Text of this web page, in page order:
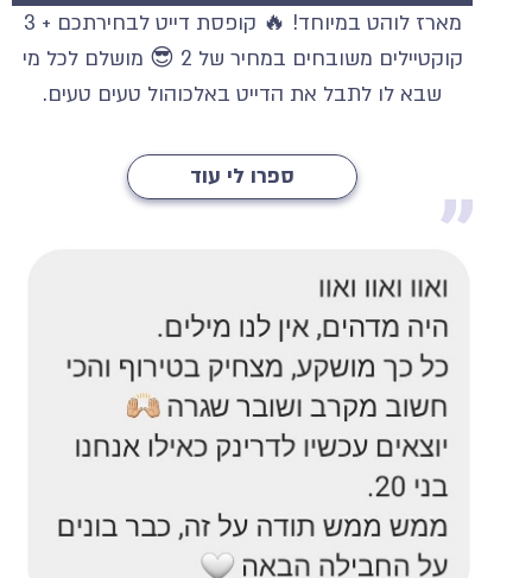
מארז לוהט במיוחד! 🔥 קופסת דייט לבחירתכם + 3
קוקטיילים משובחים במחיר של 2 😎 מושלם לכל מי
שבא לו לתבל את הדייט באלכוהול טעים טעים.
ספרו לי עוד